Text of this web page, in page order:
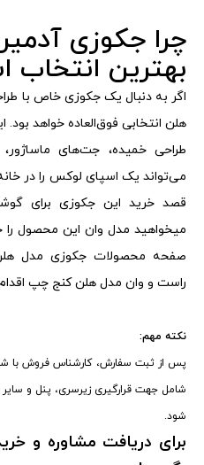
چرا جکوزی
بهترین انتخاب
اگر به دنبال یک جکوزی خاص با
هلن انتخابی فوق‌العاده خواهد
طراحی خمیده، جت‌های
می‌تواند یک اسپای لوکس را در
قصد خرید این جکوزی برای
میخواهید مدل وان این محصول را
صفحه محصولات جکوزی مدل
راست و وان مدل هلن کنج چپ
نکته مهم:
پس از ثبت سفارش، کارشناس فروش با
شامل جهت قرارگیری زیرسری، پنل و
شود.
برای دریافت مشاوره و